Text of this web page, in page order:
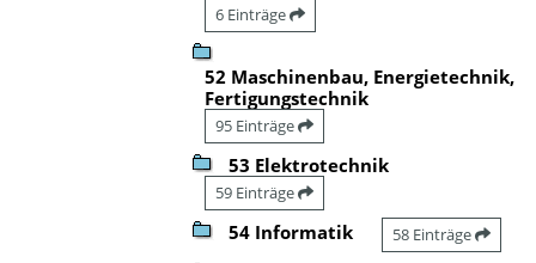
6 Einträge
52 Maschinenbau, Energietechnik,
Fertigungstechnik
95 Einträge
53 Elektrotechnik
59 Einträge
54 Informatik 58 Einträge